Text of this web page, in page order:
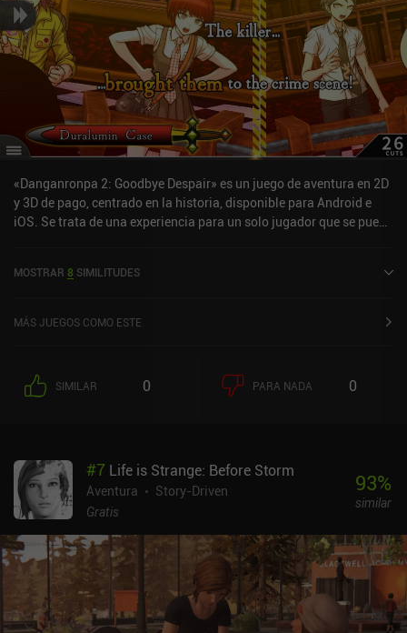
«Danganronpa 2: Goodbye Despair» es un juego de aventura en 2D
y 3D de pago, centrado en la historia, disponible para Android e
iOS. Se trata de una experiencia para un solo jugador que se puede
Danganronpa 2: Goodbye Despair se lanzó en agosto de 2020 y
sobre 5,0 en la App Store de iOS.
MOSTRAR 8 SIMILITUDES
MÁS JUEGOS COMO ESTE
SIMILAR 0 PARA NADA 0
#7 Life is Strange: Before Storm
Aventura
Story-Driven
Gratis
93%
similar